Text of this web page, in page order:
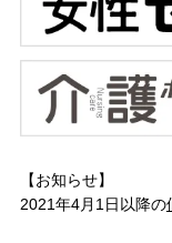
【お知らせ】
2021年4月1日以降の